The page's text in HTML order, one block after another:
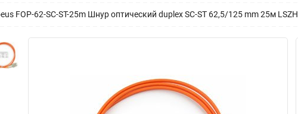
FOP-62-SC-ST-25m Шнур оптический duplex SC-ST 62,5/125 mm 25м LSZH